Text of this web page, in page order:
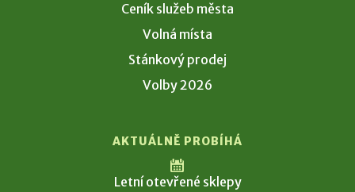
Ceník služeb města
Volná místa
Stánkový prodej
Volby 2026
AKTUÁLNĚ PROBÍHÁ
Letní otevřené sklepy